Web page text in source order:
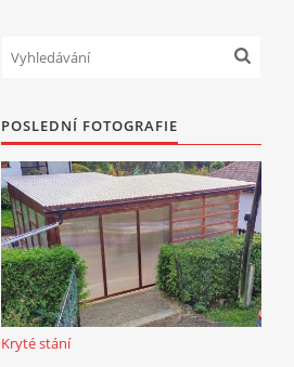
POSLEDNÍ FOTOGRAFIE
Kryté stání